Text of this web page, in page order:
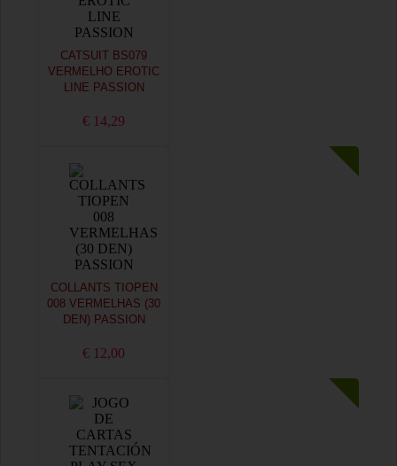
CATSUIT BS079
VERMELHO EROTIC
LINE PASSION
€ 14,29
COLLANTS TIOPEN
008 VERMELHAS (30
DEN) PASSION
€ 12,00